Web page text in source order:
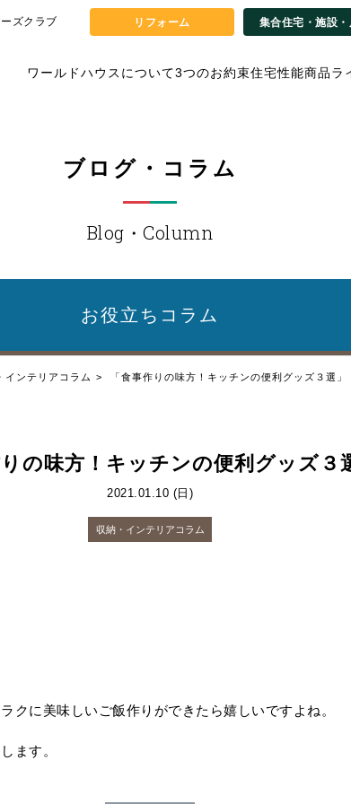
ワールドハウスについて3つのお約束住宅性能商品ラ
ズクラブ リフォーム 集合住宅・施設
ブログ・コラム
Blog・Column
お役立ち コラム
インテリアコラム 「食事作りの味方！キッチンの便利グッズ３選」
りの味方！キッチンの便利グッズ３
2021.01.10 (日)
収納・インテリアコラム
クに美味しいご飯作りができたら嬉しいですよね。
ます。